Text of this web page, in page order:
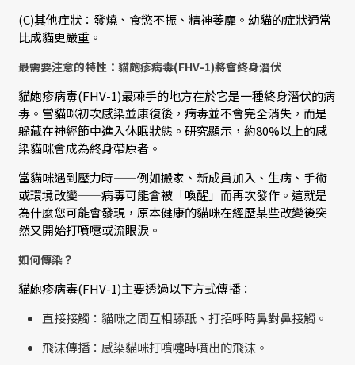
(C)其他症狀：發燒、食慾不振、精神萎靡。幼貓的症狀通常
比成貓更嚴重。
最需要注意的特性：貓皰疹病毒(FHV-1)將會終身潛伏
貓皰疹病毒(FHV-1)最棘手的地方在於它是一種終身潛伏的病
毒。當貓咪初次感染並康復後，病毒並不會完全消失，而是
躲藏在神經節中進入休眠狀態。研究顯示，約80%以上的感
染貓咪會成為終身帶原者。
當貓咪遇到壓力時——例如搬家、新成員加入、生病、手術
或環境改變——病毒可能會被「喚醒」而再次發作。這就是
為什麼您可能會發現，原本健康的貓咪在經歷某些改變後突
然又開始打噴嚏或流眼淚。
如何傳染？
貓皰疹病毒(FHV-1)主要透過以下方式傳播：
直接接觸：貓咪之間互相舔舐、打招呼時鼻對鼻接觸。
飛沫傳播：感染貓咪打噴嚏時噴出的飛沫。